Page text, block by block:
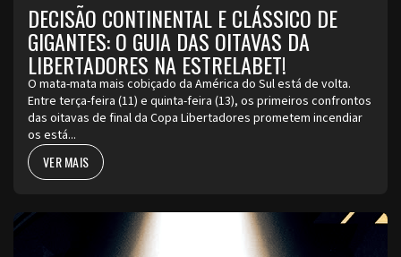
DECISÃO CONTINENTAL E CLÁSSICO DE
GIGANTES: O GUIA DAS OITAVAS DA
LIBERTADORES NA ESTRELABET!
O mata-mata mais cobiçado da América do Sul está de volta.
Entre terça-feira (11) e quinta-feira (13), os primeiros confrontos
das oitavas de final da Copa Libertadores prometem incendiar
os está...
VER MAIS